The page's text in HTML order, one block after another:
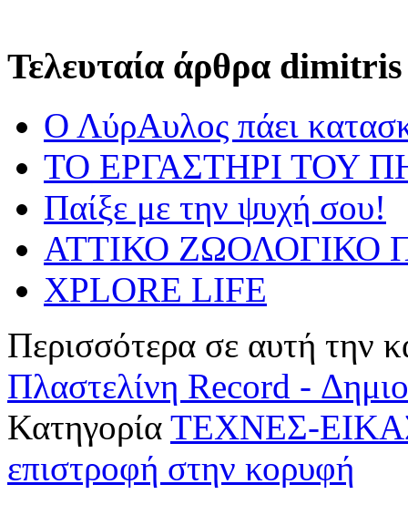
Τελευταία άρθρα dimitris
Ο ΛύρΑυλος πάει
ΤΟ ΕΡΓΑΣΤΗΡΙ ΤΟΥ
Παίξε με την ψυχή σου!
ΑΤΤΙΚΟ ΖΩΟΛΟΓΙΚΟ
XPLORE LIFE
Περισσότερα σε αυτή την
Πλαστελίνη Record -
Κατηγορία ΤΕΧΝΕΣ-
επιστροφή στην κορυφή